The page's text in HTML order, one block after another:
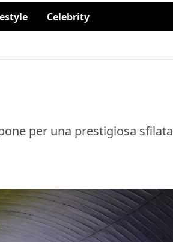
Celebrity
per una prestigiosa sfilata